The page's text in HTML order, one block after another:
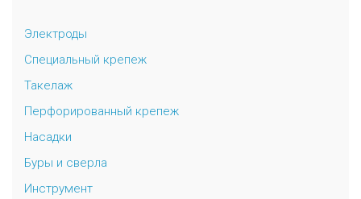
Электроды
Специальный крепеж
Такелаж
Перфорированный крепеж
Насадки
Буры и сверла
Инструмент